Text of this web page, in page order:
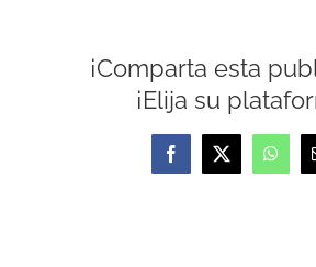
¡Comparta esta
¡Elija su
Facebook
X